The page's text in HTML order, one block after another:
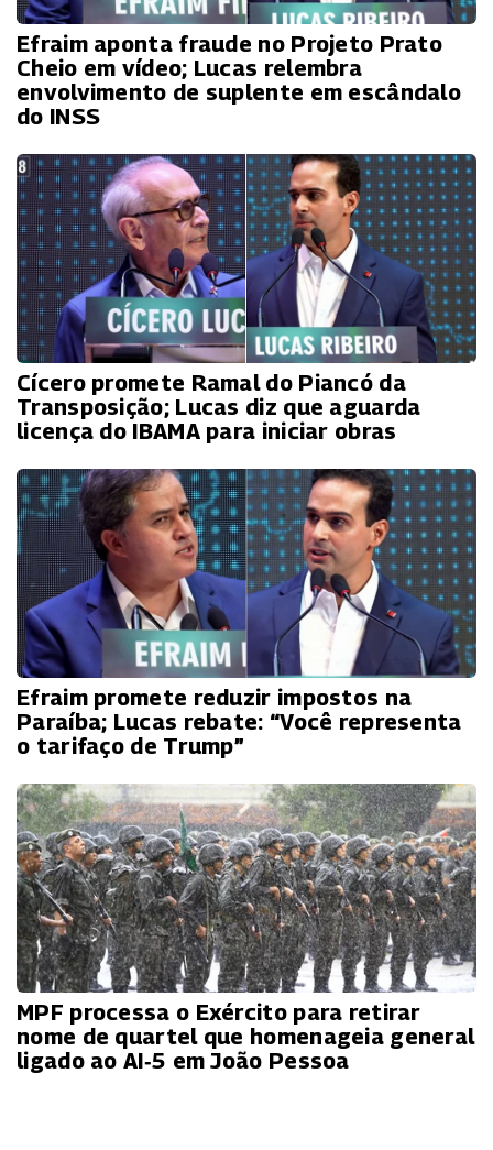
Efraim aponta fraude no Projeto Prato
Cheio em vídeo; Lucas relembra
envolvimento de suplente em escândalo
do INSS
Cícero promete Ramal do Piancó da
Transposição; Lucas diz que aguarda
licença do IBAMA para iniciar obras
Efraim promete reduzir impostos na
Paraíba; Lucas rebate: “Você representa
o tarifaço de Trump”
MPF processa o Exército para retirar
nome de quartel que homenageia general
ligado ao AI‑5 em João Pessoa